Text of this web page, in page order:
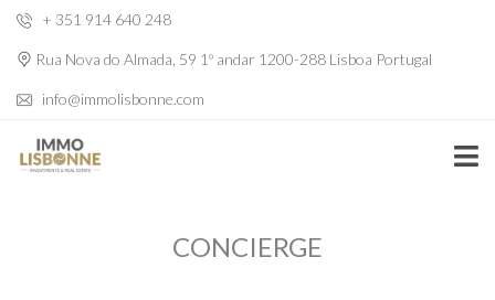
+ 351 914 640 248
Rua Nova do Almada, 59 1º andar 1200-288 Lisboa Portugal
info@immolisbonne.com
CONCIERGE